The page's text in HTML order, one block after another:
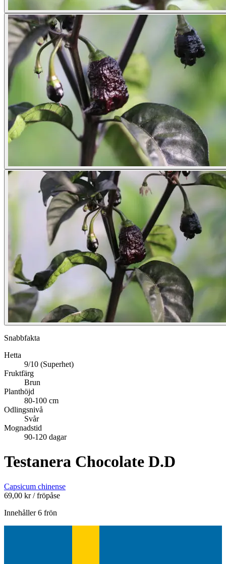
Snabbfakta
Hetta
9/10 (Superhet)
Fruktfärg
Brun
Planthöjd
80-100 cm
Odlingsnivå
Svår
Mognadstid
90-120 dagar
Testanera Chocolate D.D
Capsicum chinense
69,00 kr / fröpåse
Innehåller 6 frön